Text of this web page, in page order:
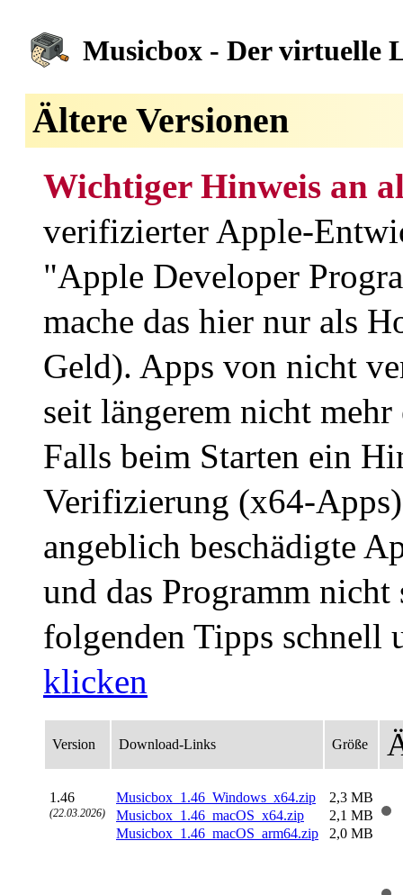
Musicbox - Der virtuelle
Ältere Versionen
Wichtiger Hinweis an
verifizierter Apple-
"Apple Developer
mache das hier nur als
Geld). Apps von nicht
seit längerem nicht
Falls beim Starten ein
Verifizierung (x64-
angeblich beschädigte
und das Programm nicht
folgenden Tipps schnell
klicken
Version Download-Links Größe
1.46
(22.03.2026)
Musicbox_1.46_Windows_x64.zip
Musicbox_1.46_macOS_x64.zip
Musicbox_1.46_macOS_arm64.zip
2,3 MB
2,1 MB
2,0 MB